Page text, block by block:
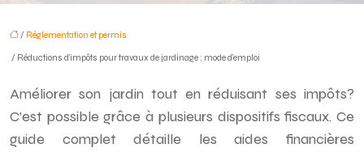
/ Réglementation et permis
/ Réductions d’impôts pour travaux de jardinage : mode d’emploi
Améliorer son jardin tout en réduisant ses impôts?
C’est possible grâce à plusieurs dispositifs fiscaux. Ce
guide complet détaille les aides financières